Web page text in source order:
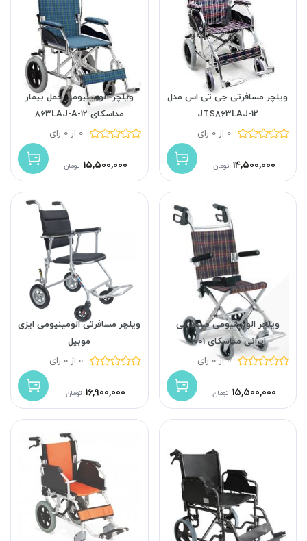
ویلچر مسافرتی جی تی اس مدل
JTS863LAJ-12
0 از 0 رای
۱۴,۵۰۰,۰۰۰ تومان
ویلچر آلومینیومی حمل بیمار
مداسکای 863LAJ-A-12
0 از 0 رای
۱۵,۵۰۰,۰۰۰ تومان
ویلچر الومینیومی مسافرتی
ایرانی مداسکای 9001
0 از 0 رای
۱۵,۵۰۰,۰۰۰ تومان
ویلچر مسافرتی الومینیومی ایزی
موبیل
0 از 0 رای
۱۶,۹۰۰,۰۰۰ تومان